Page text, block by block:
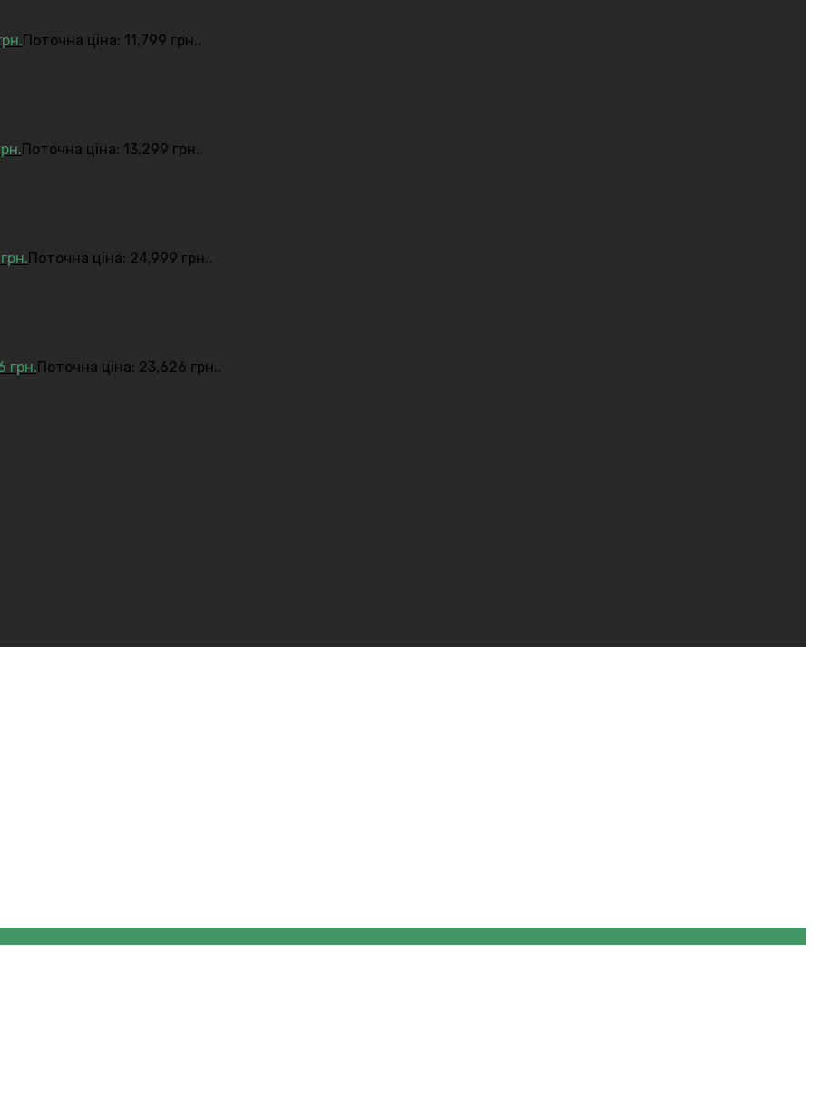
Поточна ціна: 11,799 грн..
Поточна ціна: 13,299 грн..
грн. Поточна ціна: 24,999 грн..
грн.Поточна ціна: 23,626 грн..